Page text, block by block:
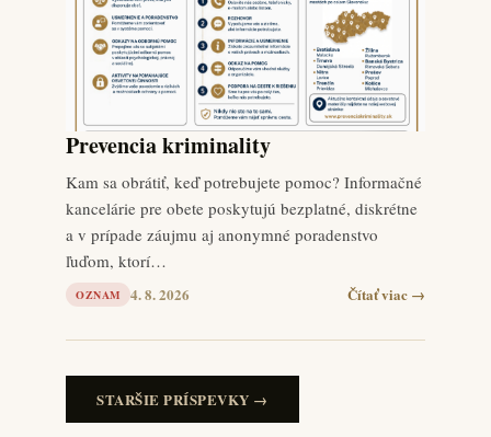
Prevencia kriminality
Kam sa obrátiť, keď potrebujete pomoc? Informačné
kancelárie pre obete poskytujú bezplatné, diskrétne
a v prípade záujmu aj anonymné poradenstvo
ľuďom, ktorí…
OZNAM 4. 8. 2026 Čítať viac →
STARŠIE PRÍSPEVKY →